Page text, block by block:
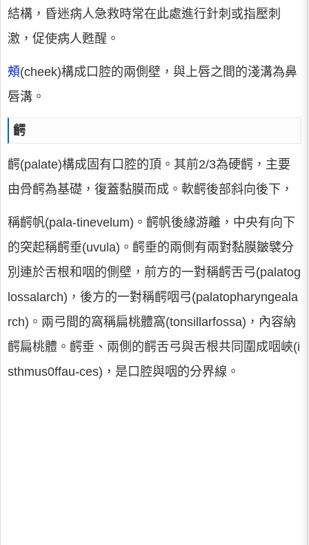
結構，昏迷病人急救時常在此處進行針刺或指壓刺
激，促使病人甦醒。
頰(cheek)構成口腔的兩側壁，與上唇之間的淺溝為鼻
唇溝。
齶
齶(palate)構成固有口腔的頂。其前2/3為硬齶，主要
由骨齶為基礎，復蓋黏膜而成。軟齶後部斜向後下，
稱齶帆(pala-tinevelum)。齶帆後緣游離，中央有向下
的突起稱齶垂(uvula)。齶垂的兩側有兩對黏膜皺襞分
別連於舌根和咽的側壁，前方的一對稱齶舌弓(palatog
lossalarch)，後方的一對稱齶咽弓(palatopharyngeala
rch)。兩弓間的窩稱扁桃體窩(tonsillarfossa)，內容納
齶扁桃體。齶垂、兩側的齶舌弓與舌根共同圍成咽峽(i
sthmus0ffau-ces)，是口腔與咽的分界線。